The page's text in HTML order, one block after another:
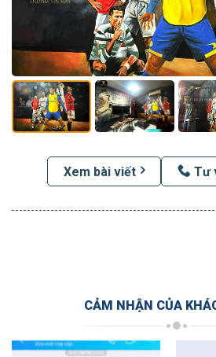
Xem bài viết Tư
CẢM NHẬN CỦA